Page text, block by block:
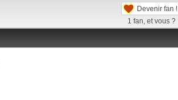
Devenir fan !
1 fan, et vous ?